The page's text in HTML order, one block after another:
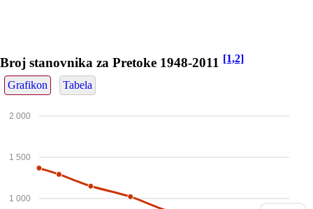
Broj stanovnika za Pretoke 1948-2011 [1,2]
Grafikon Tabela
1 000
1 500
2 000